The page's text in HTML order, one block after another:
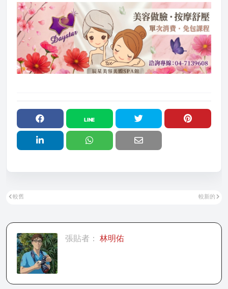
較新的
較舊
張貼者： 林明佑